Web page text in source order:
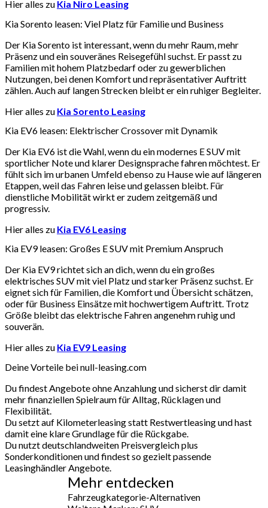
Hier alles zu Kia Niro Leasing
Kia Sorento leasen: Viel Platz für Familie und Business
Der Kia Sorento ist interessant, wenn du mehr Raum, mehr
Präsenz und ein souveränes Reisegefühl suchst. Er passt zu
Familien mit hohem Platzbedarf oder zu gewerblichen
Nutzungen, bei denen Komfort und repräsentativer Auftritt
zählen. Auch auf langen Strecken bleibt er ein ruhiger Begleiter.
Hier alles zu Kia Sorento Leasing
Kia EV6 leasen: Elektrischer Crossover mit Dynamik
Der Kia EV6 ist die Wahl, wenn du ein modernes E SUV mit
sportlicher Note und klarer Designsprache fahren möchtest. Er
fühlt sich im urbanen Umfeld ebenso zu Hause wie auf längeren
Etappen, weil das Fahren leise und gelassen bleibt. Für
dienstliche Mobilität wirkt er zudem zeitgemäß und
progressiv.
Hier alles zu Kia EV6 Leasing
Kia EV9 leasen: Großes E SUV mit Premium Anspruch
Der Kia EV9 richtet sich an dich, wenn du ein großes
elektrisches SUV mit viel Platz und starker Präsenz suchst. Er
eignet sich für Familien, die Komfort und Übersicht schätzen,
oder für Business Einsätze mit hochwertigem Auftritt. Trotz
Größe bleibt das elektrische Fahren angenehm ruhig und
souverän.
Hier alles zu Kia EV9 Leasing
Deine Vorteile bei null-leasing.com
Du findest Angebote ohne Anzahlung und sicherst dir damit
mehr finanziellen Spielraum für Alltag, Rücklagen und
Flexibilität.
Du setzt auf Kilometerleasing statt Restwertleasing und hast
damit eine klare Grundlage für die Rückgabe.
Du nutzt deutschlandweiten Preisvergleich plus
Sonderkonditionen und findest so gezielt passende
Leasinghändler Angebote.
Mehr entdecken
Fahrzeugkategorie-Alternativen